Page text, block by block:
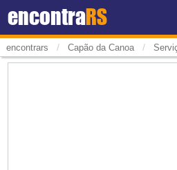
encontraRS
encontrars / Capão da Canoa /